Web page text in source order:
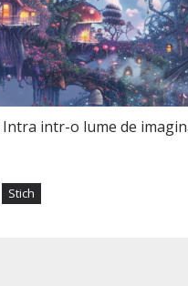
Intra intr-o lume de
Stich